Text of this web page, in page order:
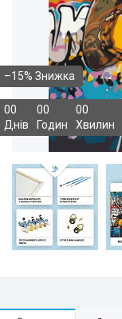
–15%
00
Днів
00
Годин
00
Хвилин